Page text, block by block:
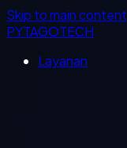
Skip to main content
PYTAGOTECH
Layanan